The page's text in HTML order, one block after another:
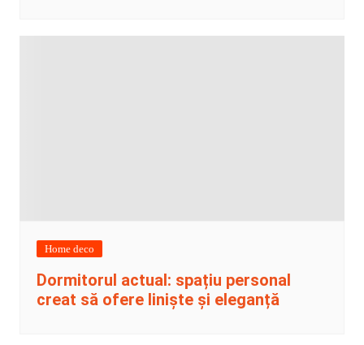
Home deco
Dormitorul actual: spațiu personal
creat să ofere liniște și eleganță